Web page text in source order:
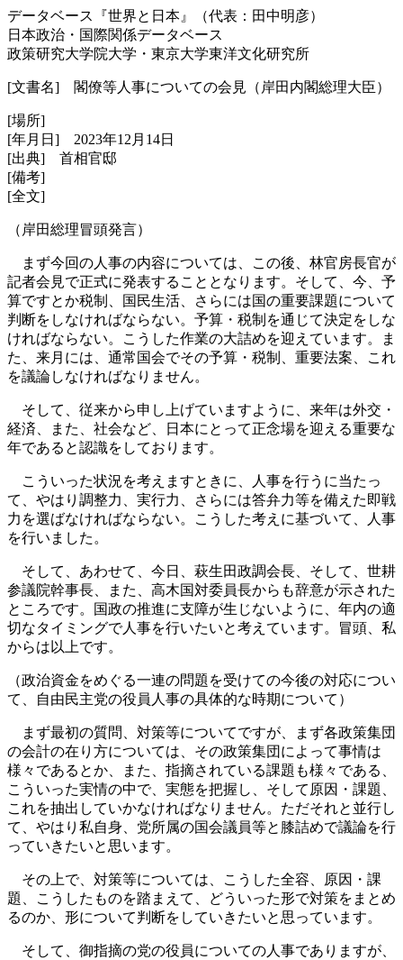
データベース『世界と日本』（代表：田中明彦）
日本政治・国際関係データベース
政策研究大学院大学・東京大学東洋文化研究所
[文書名] 閣僚等人事についての会見（岸田内閣総理大臣）
[場所]
[年月日] 2023年12月14日
[出典] 首相官邸
[備考]
[全文]
（岸田総理冒頭発言）
まず今回の人事の内容については、この後、林官房長官が
記者会見で正式に発表することとなります。そして、今、予
算ですとか税制、国民生活、さらには国の重要課題について
判断をしなければならない。予算・税制を通じて決定をしな
ければならない。こうした作業の大詰めを迎えています。ま
た、来月には、通常国会でその予算・税制、重要法案、これ
を議論しなければなりません。
そして、従来から申し上げていますように、来年は外交・
経済、また、社会など、日本にとって正念場を迎える重要な
年であると認識をしております。
こういった状況を考えますときに、人事を行うに当たっ
て、やはり調整力、実行力、さらには答弁力等を備えた即戦
力を選ばなければならない。こうした考えに基づいて、人事
を行いました。
そして、あわせて、今日、萩生田政調会長、そして、世耕
参議院幹事長、また、高木国対委員長からも辞意が示された
ところです。国政の推進に支障が生じないように、年内の適
切なタイミングで人事を行いたいと考えています。冒頭、私
からは以上です。
（政治資金をめぐる一連の問題を受けての今後の対応につい
て、自由民主党の役員人事の具体的な時期について）
まず最初の質問、対策等についてですが、まず各政策集団
の会計の在り方については、その政策集団によって事情は
様々であるとか、また、指摘されている課題も様々である、
こういった実情の中で、実態を把握し、そして原因・課題、
これを抽出していかなければなりません。ただそれと並行し
て、やはり私自身、党所属の国会議員等と膝詰めで議論を行
っていきたいと思います。
その上で、対策等については、こうした全容、原因・課
題、こうしたものを踏まえて、どういった形で対策をまとめ
るのか、形について判断をしていきたいと思っています。
そして、御指摘の党の役員についての人事でありますが、